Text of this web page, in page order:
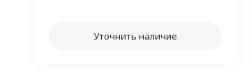
Уточнить наличие